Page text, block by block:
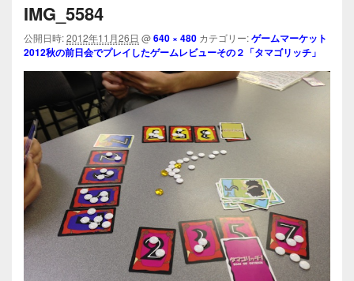
ビ
ー
IMG_5584
公開日時:2012年11月26日 @640 × 480 カテゴリー:ゲームマーケット
2012秋の前日会でプレイしたゲームレビューその２「タマゴリッチ」